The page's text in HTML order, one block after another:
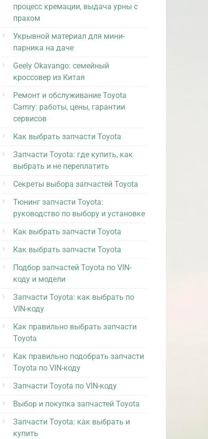
процесс кремации, выдача урны с
прахом
Укрывной материал для мини-
парника на даче
Geely Okavango: семейный
кроссовер из Китая
Ремонт и обслуживание Toyota
Camry: работы, цены, гарантии
сервисов
Как выбрать запчасти Toyota
Запчасти Toyota: где купить, как
выбрать и не переплатить
Секреты выбора запчастей Toyota
Тюнинг запчасти Toyota:
руководство по выбору и установке
Как выбрать запчасти Toyota
Как выбрать запчасти Toyota
Подбор запчастей Toyota по VIN-
коду и модели
Запчасти Toyota: как выбрать по
VIN-коду
Как правильно выбрать запчасти
Toyota
Как правильно подобрать запчасти
Toyota по VIN-коду
Запчасти Toyota по VIN-коду
Выбор и покупка запчастей Toyota
Запчасти Toyota: как выбрать и
купить